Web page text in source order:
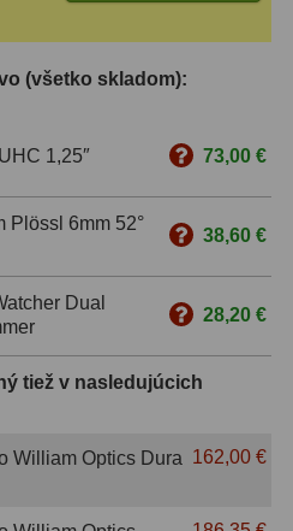
(všetko skladom):
1,25″ 73,00 €
Plössl 6mm 52°
38,60 €
Dual
28,20 €
tiež v nasledujúcich
William Optics Dura 162,00 €